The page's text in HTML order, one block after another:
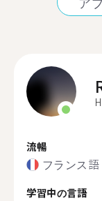
流暢
フランス語
学習中の言語